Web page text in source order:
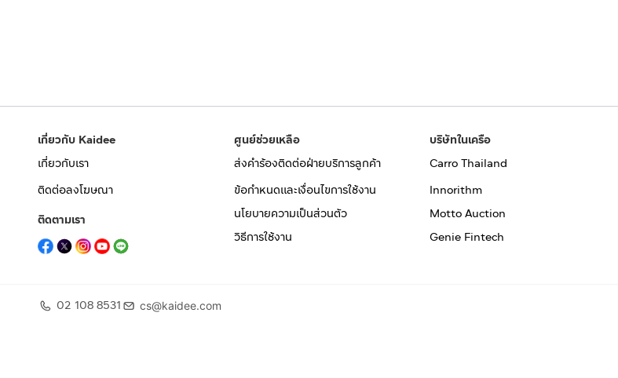
เกี่ยวกับ Kaidee
เกี่ยวกับเรา
ติดต่อลงโฆษณา
ติดตามเรา
ศูนย์ช่วยเหลือ
ส่งคำร้องติดต่อฝ่ายบริการลูกค้า
ข้อกำหนดและเงื่อนไขการใช้งาน
นโยบายความเป็นส่วนตัว
วิธีการใช้งาน
บริษัทในเครือ
Carro Thailand
Innorithm
Motto Auction
Genie Fintech
02 108 8531 cs@kaidee.com